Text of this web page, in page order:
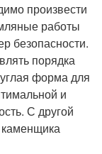
произвести
работы
безопасности.
порядка
форма для
и
С другой
каменщика